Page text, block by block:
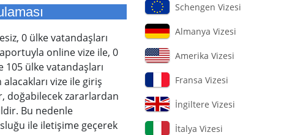
0 ülke vatandaşları
online vize ile, 0
ülke vatandaşları
vize ile giriş
doğabilecek zararlardan
Bu nedenle
ile iletişime geçerek
Schengen Vizesi
Almanya Vizesi
Amerika Vizesi
Fransa Vizesi
İngiltere Vizesi
İtalya Vizesi